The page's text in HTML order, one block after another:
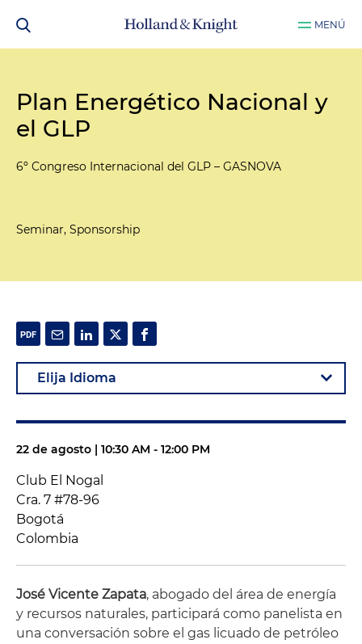
MENÚ
Plan Energético Nacional y
el GLP
6º Congreso Internacional del GLP – GASNOVA
Seminar, Sponsorship
22 de agosto | 10:30 AM - 12:00 PM
Club El Nogal
Cra. 7 #78-96
Bogotá
Colombia
José Vicente Zapata, abogado del área de energía
y recursos naturales, participará como panelista en
una conversación sobre el gas licuado de petróleo